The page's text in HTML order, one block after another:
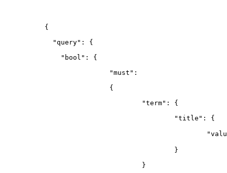
{
  "query": {
    "bool": {
		"must":
		{
			"term": {
				"title": {
				}
			}